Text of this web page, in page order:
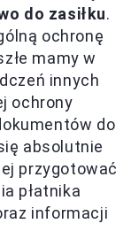
do zasiłku.
ochronę
mamy w
innych
ochrony
do
absolutnie
przygotować
płatnika
informacji